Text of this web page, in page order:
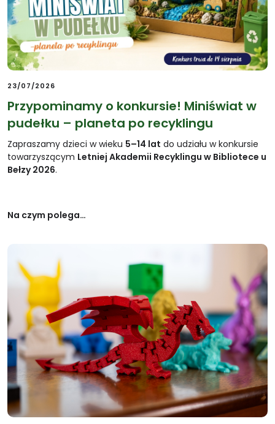
23/07/2026
Przypominamy o konkursie! Miniświat w
pudełku – planeta po recyklingu
Zapraszamy dzieci w wieku 5–14 lat do udziału w konkursie
towarzyszącym Letniej Akademii Recyklingu w Bibliotece u
Bełzy 2026.
Na czym polega…